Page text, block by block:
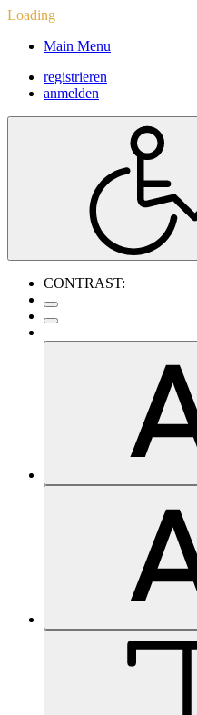
Loading
Main Menu
registrieren
anmelden
CONTRAST: